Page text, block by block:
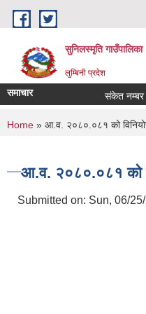
Skip to main content
सुनिलस्मृति गाउँपालिका
लुम्बिनी प्रदेश
समाचार संकेत नम्बर
You are here
Home » आ.व. २०८०.०८१ को
आ.व. २०८०.०८१ को
Submitted on: Sun, 06/